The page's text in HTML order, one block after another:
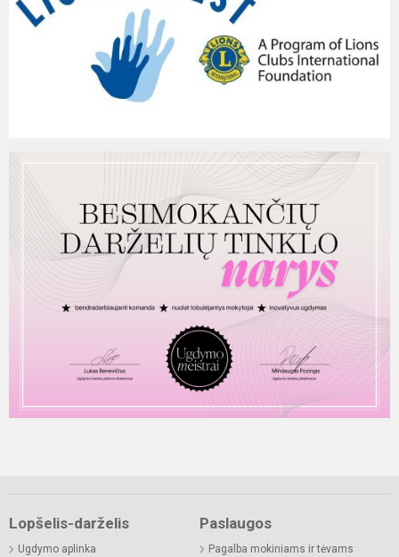
Lopšelis-darželis
Ugdymo aplinka
Paslaugos
Pagalba mokiniams ir tėvams